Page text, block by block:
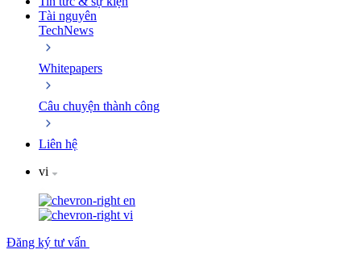
Tài nguyên
TechNews
Whitepapers
Câu chuyện thành công
Liên hệ
vi
en
vi
Đăng ký tư vấn